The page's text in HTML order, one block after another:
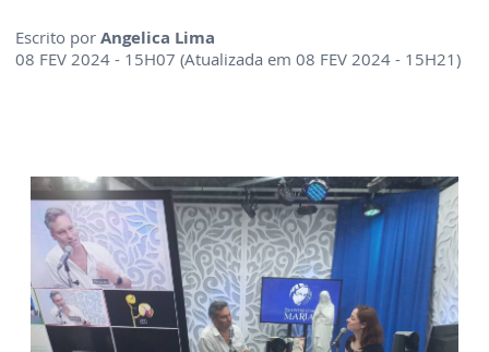
Escrito por Angelica Lima
08 FEV 2024 - 15H07 (Atualizada em 08 FEV 2024 - 15H21)